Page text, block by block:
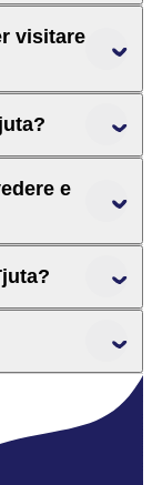
visitare
e